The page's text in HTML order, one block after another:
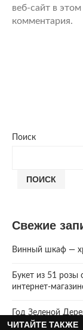
веб-сайт в
комментария.
Поиск
ПОИСК
Свежие
Винный шкаф —
Букет из 51 розы
интернет-
Год Зеленой
встречать 2025
ЧИТАЙТЕ ТАКЖЕ